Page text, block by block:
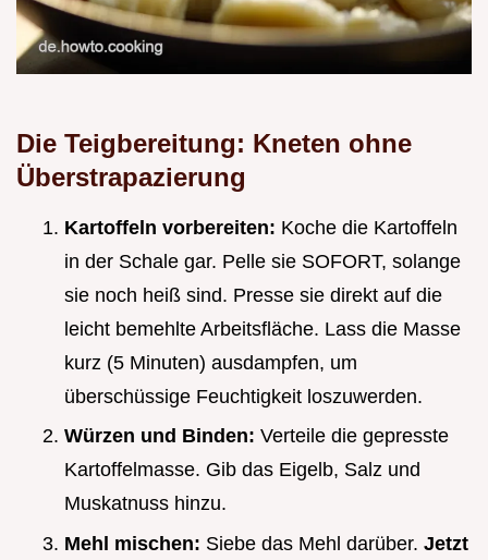
Die Teigbereitung: Kneten ohne
Überstrapazierung
Kartoffeln vorbereiten: Koche die Kartoffeln
in der Schale gar. Pelle sie SOFORT, solange
sie noch heiß sind. Presse sie direkt auf die
leicht bemehlte Arbeitsfläche. Lass die Masse
kurz (5 Minuten) ausdampfen, um
überschüssige Feuchtigkeit loszuwerden.
Würzen und Binden: Verteile die gepresste
Kartoffelmasse. Gib das Eigelb, Salz und
Muskatnuss hinzu.
Mehl mischen: Siebe das Mehl darüber. Jetzt